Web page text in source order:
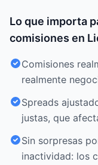
Lo que importa
comisiones en
Comisiones
realmente
Spreads
justas, que
Sin sorpresas
inactividad: los